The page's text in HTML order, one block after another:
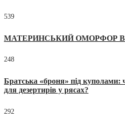
539
МАТЕРИНСЬКИЙ ОМОРФОР В
248
Братська «броня» під
для дезертирів у рясах?
292